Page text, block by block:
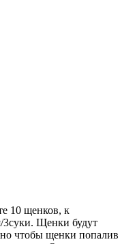
10 щенков, к
3суки. Щенки будут
чтобы щенки попалив